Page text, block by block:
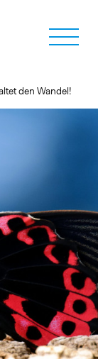
den Wandel!